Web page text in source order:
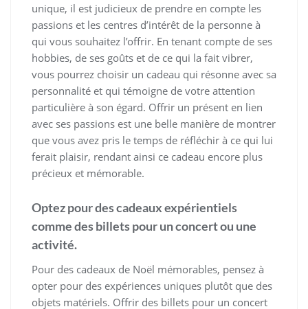
unique, il est judicieux de prendre en compte les
passions et les centres d’intérêt de la personne à
qui vous souhaitez l’offrir. En tenant compte de ses
hobbies, de ses goûts et de ce qui la fait vibrer,
vous pourrez choisir un cadeau qui résonne avec sa
personnalité et qui témoigne de votre attention
particulière à son égard. Offrir un présent en lien
avec ses passions est une belle manière de montrer
que vous avez pris le temps de réfléchir à ce qui lui
ferait plaisir, rendant ainsi ce cadeau encore plus
précieux et mémorable.
Optez pour des cadeaux expérientiels
comme des billets pour un concert ou une
activité.
Pour des cadeaux de Noël mémorables, pensez à
opter pour des expériences uniques plutôt que des
objets matériels. Offrir des billets pour un concert